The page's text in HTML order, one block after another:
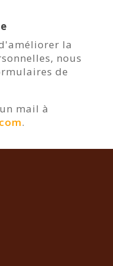
la
nous
de
mail à
.